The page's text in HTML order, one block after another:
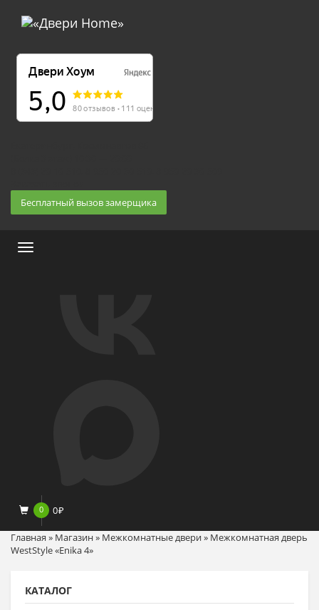
Бесплатный вызов замерщика
Меню
0 0₽
Главная » Магазин» Межкомнатные двери» Межкомнатная дверь
WestStyle «Enika 4»
КАТАЛОГ